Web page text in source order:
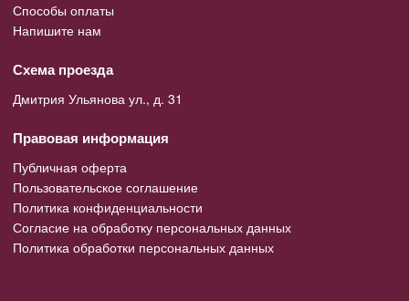
Способы оплаты
Напишите нам
Схема проезда
Дмитрия Ульянова ул., д. 31
Правовая информация
Публичная оферта
Пользовательское соглашение
Политика конфиденциальности
Согласие на обработку персональных данных
Политика обработки персональных данных